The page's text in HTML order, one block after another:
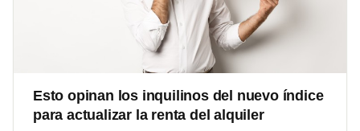
Esto opinan los inquilinos del nuevo índice
para actualizar la renta del alquiler